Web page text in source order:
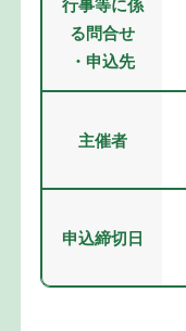
る問合せ
・申込先
主催者
申込締切日